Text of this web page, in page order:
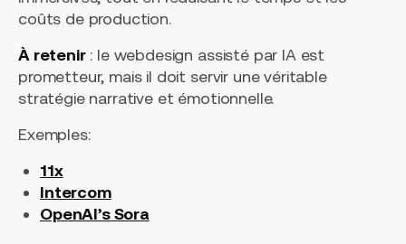
coûts de production.
À retenir: le webdesign assisté par IA est
prometteur, mais il doit servir une véritable
stratégie narrative et émotionnelle.
Exemples:
11x
Intercom
OpenAI’s Sora